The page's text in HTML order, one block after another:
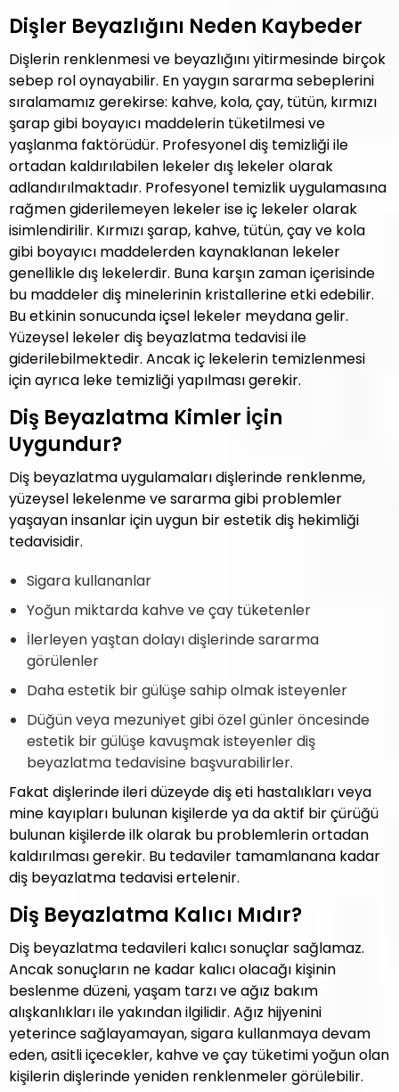
Dişler Beyazlığını Neden Kaybeder
Dişlerin renklenmesi ve beyazlığını yitirmesinde birçok
sebep rol oynayabilir. En yaygın sararma sebeplerini
sıralamamız gerekirse: kahve, kola, çay, tütün, kırmızı
şarap gibi boyayıcı maddelerin tüketilmesi ve
yaşlanma faktörüdür. Profesyonel diş temizliği ile
ortadan kaldırılabilen lekeler dış lekeler olarak
adlandırılmaktadır. Profesyonel temizlik uygulamasına
rağmen giderilemeyen lekeler ise iç lekeler olarak
isimlendirilir. Kırmızı şarap, kahve, tütün, çay ve kola
gibi boyayıcı maddelerden kaynaklanan lekeler
genellikle dış lekelerdir. Buna karşın zaman içerisinde
bu maddeler diş minelerinin kristallerine etki edebilir.
Bu etkinin sonucunda içsel lekeler meydana gelir.
Yüzeysel lekeler diş beyazlatma tedavisi ile
giderilebilmektedir. Ancak iç lekelerin temizlenmesi
için ayrıca leke temizliği yapılması gerekir.
Diş Beyazlatma Kimler İçin
Uygundur?
Diş beyazlatma uygulamaları dişlerinde renklenme,
yüzeysel lekelenme ve sararma gibi problemler
yaşayan insanlar için uygun bir estetik diş hekimliği
tedavisidir.
Sigara kullananlar
Yoğun miktarda kahve ve çay tüketenler
İlerleyen yaştan dolayı dişlerinde sararma
görülenler
Daha estetik bir gülüşe sahip olmak isteyenler
Düğün veya mezuniyet gibi özel günler öncesinde
estetik bir gülüşe kavuşmak isteyenler diş
beyazlatma tedavisine başvurabilirler.
Fakat dişlerinde ileri düzeyde diş eti hastalıkları veya
mine kayıpları bulunan kişilerde ya da aktif bir çürüğü
bulunan kişilerde ilk olarak bu problemlerin ortadan
kaldırılması gerekir. Bu tedaviler tamamlanana kadar
diş beyazlatma tedavisi ertelenir.
Diş Beyazlatma Kalıcı Mıdır?
Diş beyazlatma tedavileri kalıcı sonuçlar sağlamaz.
Ancak sonuçların ne kadar kalıcı olacağı kişinin
beslenme düzeni, yaşam tarzı ve ağız bakım
alışkanlıkları ile yakından ilgilidir. Ağız hijyenini
yeterince sağlayamayan, sigara kullanmaya devam
eden, asitli içecekler, kahve ve çay tüketimi yoğun olan
kişilerin dişlerinde yeniden renklenmeler görülebilir.